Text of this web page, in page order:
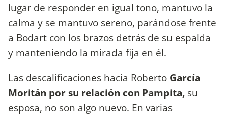
lugar de responder en igual tono, mantuvo la
calma y se mantuvo sereno, parándose frente
a Bodart con los brazos detrás de su espalda
y manteniendo la mirada fija en él.
Las descalificaciones hacia Roberto García
Moritán por su relación con Pampita, su
esposa, no son algo nuevo. En varias